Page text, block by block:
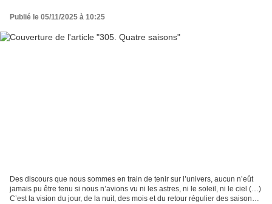
Publié le 05/11/2025 à 10:25
Des discours que nous sommes en train de tenir sur l’univers, aucun n’eût
jamais pu être tenu si nous n’avions vu ni les astres, ni le soleil, ni le ciel (…)
C’est la vision du jour, de la nuit, des mois et du retour régulier des saisons,